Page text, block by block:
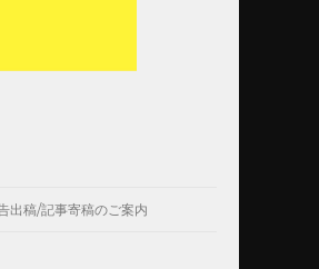
出稿/記事寄稿のご案内